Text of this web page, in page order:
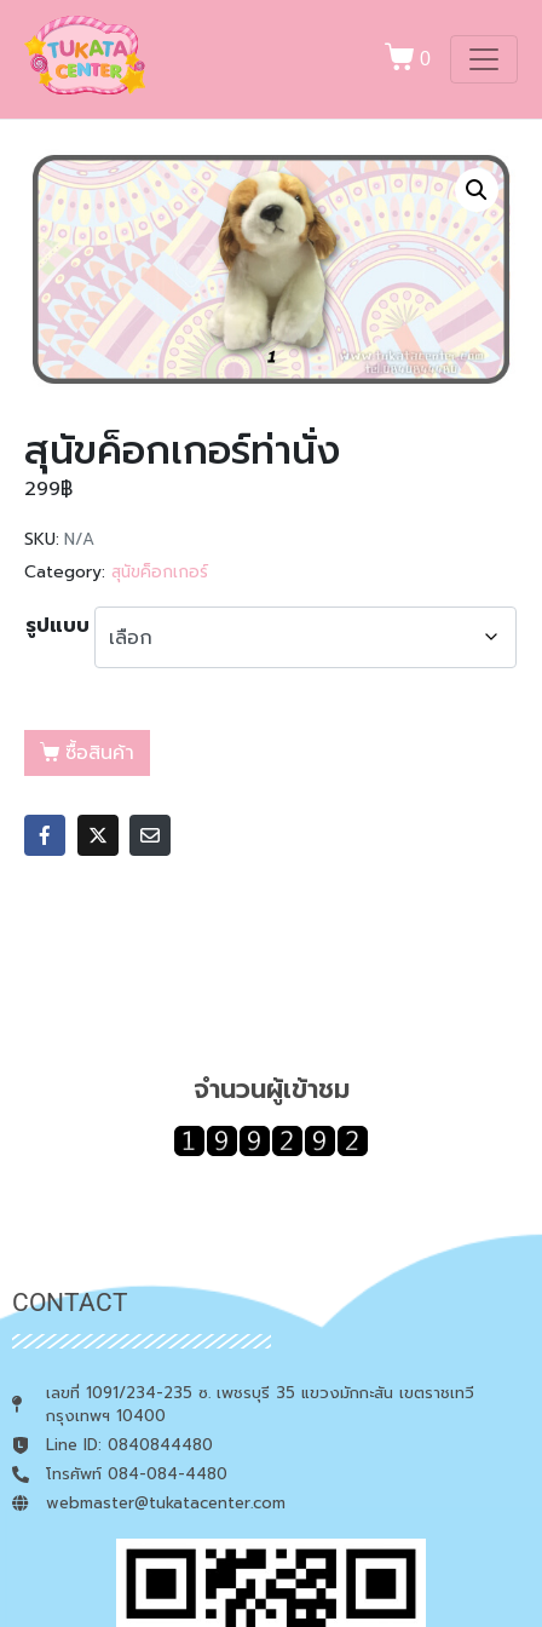
0
สุนัขค็อกเกอร์ท่านั่ง
299฿
SKU: N/A
Category: สุนัขค็อกเกอร์
รูปแบบ
ซื้อสินค้า
จำนวนผู้เข้าชม
CONTACT
เลขที่ 1091/234-235 ซ. เพชรบุรี 35 แขวงมักกะสัน เขตราชเทวี
กรุงเทพฯ 10400
Line ID: 0840844480
โทรศัพท์ 084-084-4480
webmaster@tukatacenter.com